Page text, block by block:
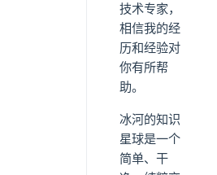
技术专家，
相信我的经
历和经验对
你有所帮
助。
冰河的知识
星球是一个
简单、干